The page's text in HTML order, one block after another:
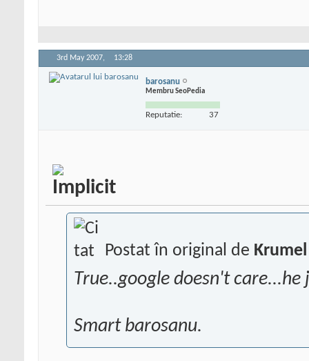
3rd May 2007, 13:28
barosanu
Membru SeoPedia
Reputatie: 37
Postat în original de Krumel
True..google doesn't
Smart barosanu.